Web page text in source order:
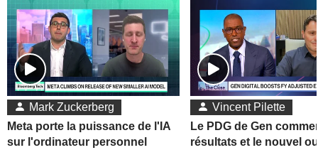
Mark Zuckerberg
Meta porte la puissance de l'IA
sur l'ordinateur personnel
Vincent Pilette
Le PDG de Gen
résultats et le nouvel